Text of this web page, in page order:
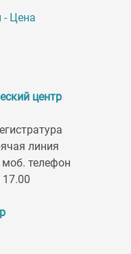
- Цена
центр
линия
телефон
17.00